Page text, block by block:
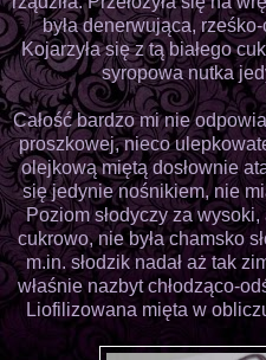
była denerwująca,
Kojarzyła się z tą białego
syropowa nutka
Całość bardzo mi nie
proszkowej, nieco
olejkową miętą dosłownie
się jedynie nośnikiem, nie
Poziom słodyczy za
cukrowo, nie była chamsko
m.in. słodzik nadał aż tak
właśnie nazbyt chłodząco-
Liofilizowana mięta w